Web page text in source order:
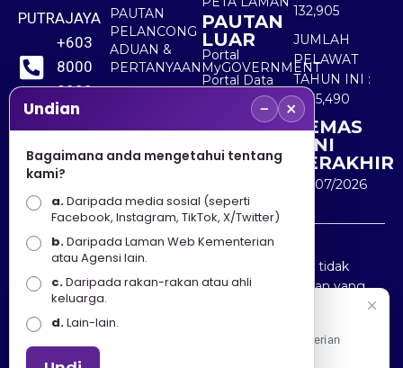
PUTRAJAYA
+603
8000
8000
+603
8891
7100
PAUTAN
PELANCONG
ADUAN &
PERTANYAAN
PAUTAN
LUAR
Portal
MyGOVERNMENT
Portal Data
Terbuka
Sektor Awam
132,905
JUMLAH
PELAWAT
TAHUN INI :
5,535,490
KEMAS
KINI
TERAKHIR
30/07/2026
Penafian : Kerajaan Malaysia dan Kementerian
Pelancongan Seni dan Budaya (MOTAC) adalah tidak
bertanggungjawab atas kehilangan atau kerugian yang
disebabkan oleh penggunaan mana-mana maklumat
yang diperolehi dari portal ini.
Undian − ×
Bagaimana anda mengetahui tentang
kami?
a.Daripada media sosial (seperti
Facebook, Instagram, TikTok, X/Twitter)
b.Daripada Laman Web Kementerian
atau Agensi lain.
c.Daripada rakan-rakan atau ahli
keluarga.
d.Lain-lain.
Apa Khabar! Selamat datang ke Portal Rasmi Kementerian
Pelancongan, Seni dan Budaya